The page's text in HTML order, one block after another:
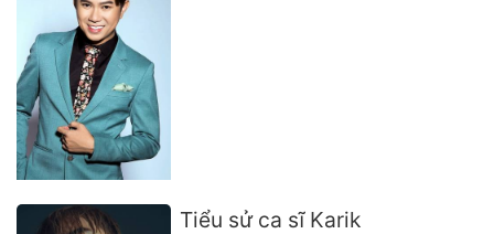
Tiểu sử ca sĩ Karik